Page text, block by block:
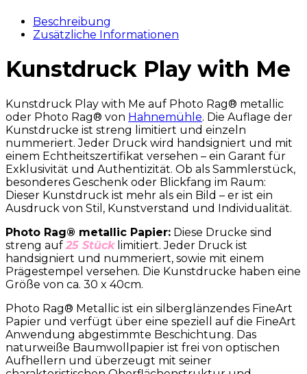
Beschreibung
Zusätzliche Informationen
Kunstdruck Play with Me
Kunstdruck Play with Me auf Photo Rag® metallic
oder Photo Rag® von Hahnemühle. Die Auflage der
Kunstdrucke ist streng limitiert und einzeln
nummeriert. Jeder Druck wird handsigniert und mit
einem Echtheitszertifikat versehen – ein Garant für
Exklusivität und Authentizität. Ob als Sammlerstück,
besonderes Geschenk oder Blickfang im Raum:
Dieser Kunstdruck ist mehr als ein Bild – er ist ein
Ausdruck von Stil, Kunstverstand und Individualität.
Photo Rag® metallic Papier: Diese Drucke sind
streng auf 25 Stücklimitiert. Jeder Druck ist
handsigniert und nummeriert, sowie mit einem
Prägestempel versehen. Die Kunstdrucke haben eine
Größe von ca. 30 x 40cm.
Photo Rag® Metallic ist ein silberglänzendes FineArt
Papier und verfügt über eine speziell auf die FineArt
Anwendung abgestimmte Beschichtung. Das
naturweiße Baumwollpapier ist frei von optischen
Aufhellern und überzeugt mit seiner